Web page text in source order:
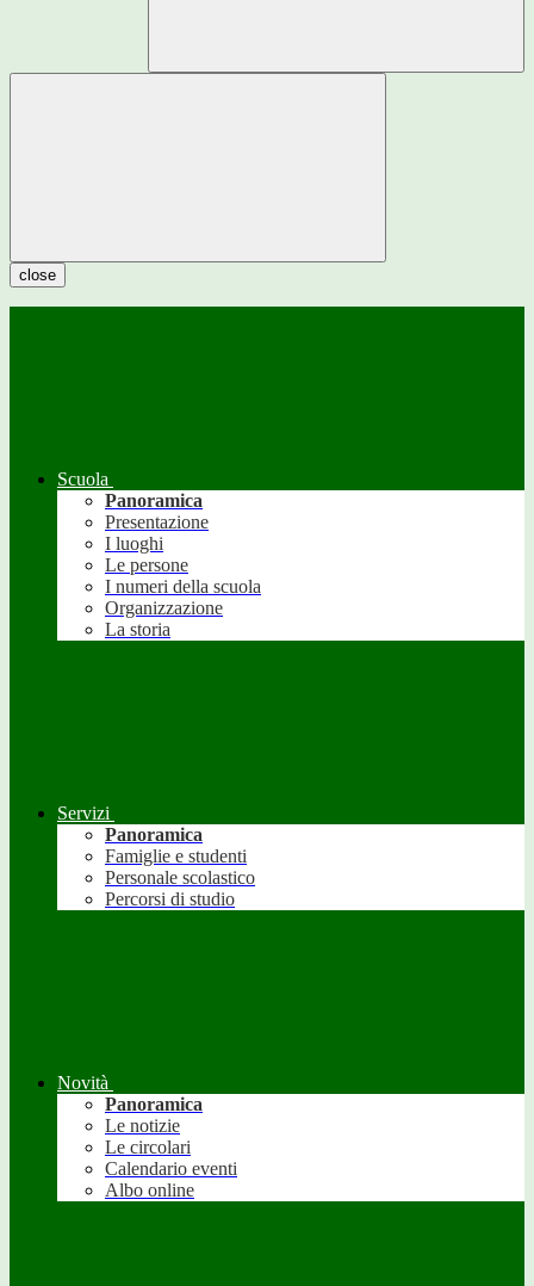
close
Scuola
Panoramica
Presentazione
I luoghi
Le persone
I numeri della scuola
Organizzazione
La storia
Servizi
Panoramica
Famiglie e studenti
Personale scolastico
Percorsi di studio
Novità
Panoramica
Le notizie
Le circolari
Calendario eventi
Albo online